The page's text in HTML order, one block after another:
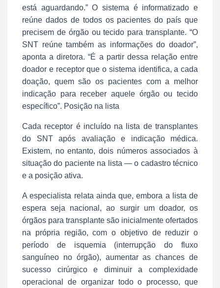
está aguardando.” O sistema é informatizado e
reúne dados de todos os pacientes do país que
precisem de órgão ou tecido para transplante. “O
SNT reúne também as informações do doador”,
aponta a diretora. “É a partir dessa relação entre
doador e receptor que o sistema identifica, a cada
doação, quem são os pacientes com a melhor
indicação para receber aquele órgão ou tecido
específico”. Posição na lista
Cada receptor é incluído na lista de transplantes
do SNT após avaliação e indicação médica.
Existem, no entanto, dois números associados à
situação do paciente na lista — o cadastro técnico
e a posição ativa.
A especialista relata ainda que, embora a lista de
espera seja nacional, ao surgir um doador, os
órgãos para transplante são inicialmente ofertados
na própria região, com o objetivo de reduzir o
período de isquemia (interrupção do fluxo
sanguíneo no órgão), aumentar as chances de
sucesso cirúrgico e diminuir a complexidade
operacional de organizar todo o processo, que